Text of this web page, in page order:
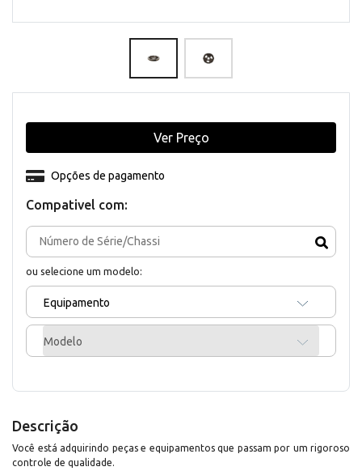
Compativel com:
ou selecione um modelo:
Equipamento
Modelo
Opções de pagamento
Ver Preço
Descrição
Você está adquirindo peças e equipamentos que passam por um rigoroso
controle de qualidade.